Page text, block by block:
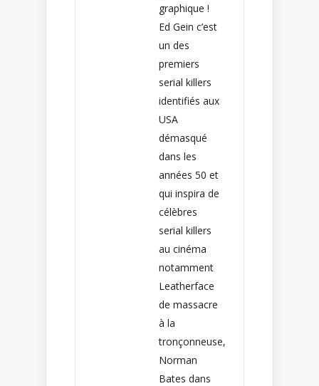
graphique !
Ed Gein c’est
un des
premiers
serial killers
identifiés aux
USA
démasqué
dans les
années 50 et
qui inspira de
célèbres
serial killers
au cinéma
notamment
Leatherface
de massacre
à la
tronçonneuse,
Norman
Bates dans